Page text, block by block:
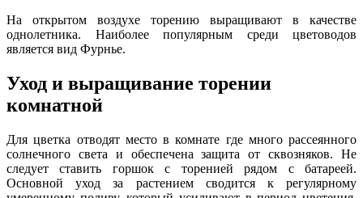
На открытом воздухе торению выращивают в качестве
однолетника. Наиболее популярным среди цветоводов
является вид Фурнье.
Уход и выращивание торении
комнатной
Для цветка отводят место в комнате где много рассеянного
солнечного света и обеспечена защита от сквозняков. Не
следует ставить горшок с торенией рядом с батареей.
Основной уход за растением сводится к регулярному